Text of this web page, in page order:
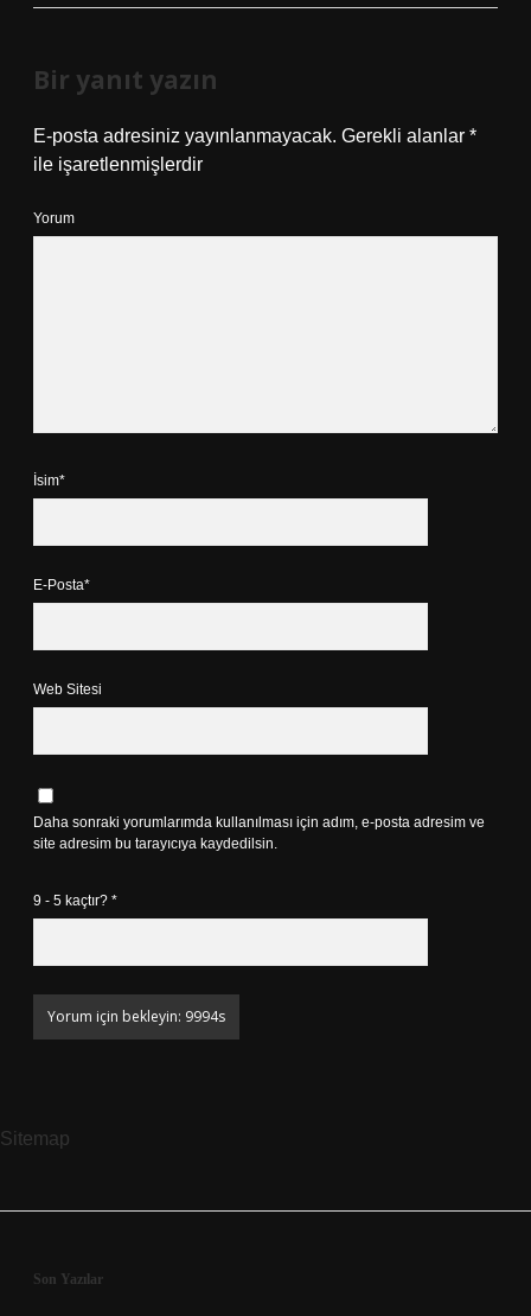
Bir yanıt yazın
E-posta adresiniz yayınlanmayacak. Gerekli alanlar *
ile işaretlenmişlerdir
Yorum
İsim*
E-Posta*
Web Sitesi
Daha sonraki yorumlarımda kullanılması için adım, e-posta adresim ve
site adresim bu tarayıcıya kaydedilsin.
9 - 5 kaçtır? *
Sitemap
Sidebar
Son Yazılar